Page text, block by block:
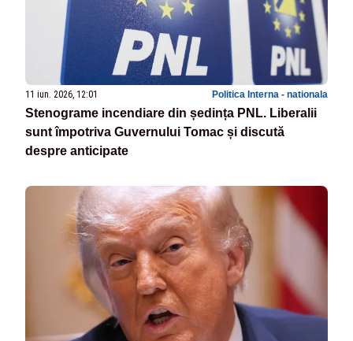
11 iun. 2026, 12:01 Politica Interna - nationala
Stenograme incendiare din ședința PNL. Liberalii
sunt împotriva Guvernului Tomac și discută
despre anticipate